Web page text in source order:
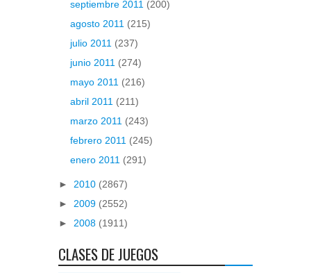
septiembre 2011 (200)
agosto 2011 (215)
julio 2011 (237)
junio 2011 (274)
mayo 2011 (216)
abril 2011 (211)
marzo 2011 (243)
febrero 2011 (245)
enero 2011 (291)
► 2010 (2867)
► 2009 (2552)
► 2008 (1911)
CLASES DE JUEGOS